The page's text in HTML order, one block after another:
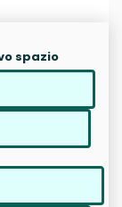
spazio